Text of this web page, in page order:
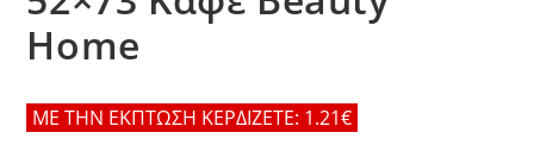
Home
ΜΕ ΤΗΝ ΕΚΠΤΩΣΗ ΚΕΡΔΙΖΕΤΕ: 1.21€